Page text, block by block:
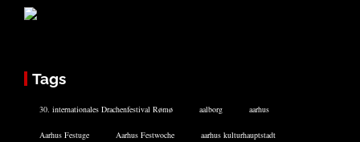
Tags
30. internationales Drachenfestival Rømø aalborg aarhus
Aarhus Festuge Aarhus Festwoche aarhus kulturhauptstadt